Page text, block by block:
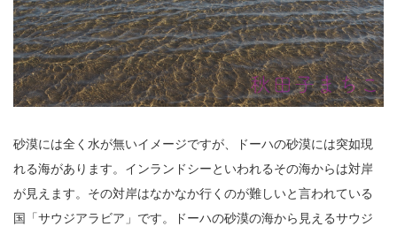
砂漠には全く水が無いイメージですが、ドーハの砂漠には突如現
れる海があります。インランドシーといわれるその海からは対岸
が見えます。その対岸はなかなか行くのが難しいと言われている
国「サウジアラビア」です。ドーハの砂漠の海から見えるサウジ